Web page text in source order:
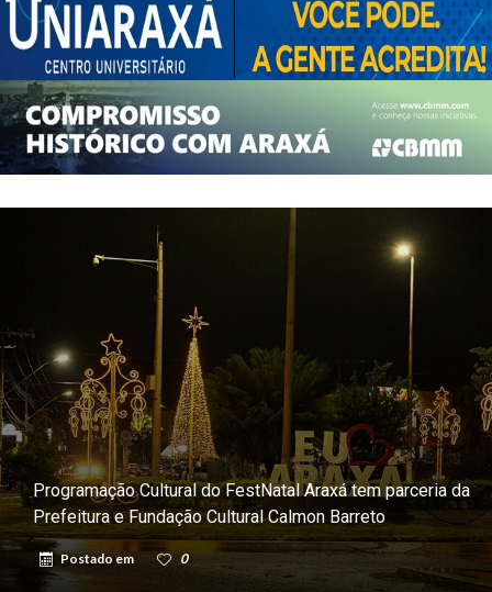
Programação Cultural do FestNatal Araxá tem parceria da
Prefeitura e Fundação Cultural Calmon Barreto
Postado em 0